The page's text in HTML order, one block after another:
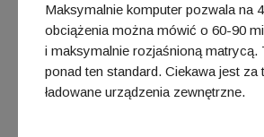
Maksymalnie komputer pozwala na
obciążenia można mówić o 60-90
i maksymalnie rozjaśnioną matrycą.
ponad ten standard. Ciekawa jest
ładowane urządzenia zewnętrzne.